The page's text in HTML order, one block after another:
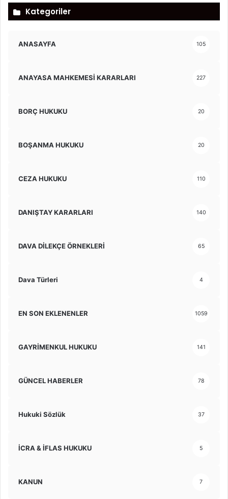
Kategoriler
ANASAYFA 105
ANAYASA MAHKEMESİ KARARLARI 227
BORÇ HUKUKU 20
BOŞANMA HUKUKU 20
CEZA HUKUKU 110
DANIŞTAY KARARLARI 140
DAVA DİLEKÇE ÖRNEKLERİ 65
Dava Türleri 4
EN SON EKLENENLER 1059
GAYRİMENKUL HUKUKU 141
GÜNCEL HABERLER 78
Hukuki Sözlük 37
İCRA & İFLAS HUKUKU 5
KANUN 7